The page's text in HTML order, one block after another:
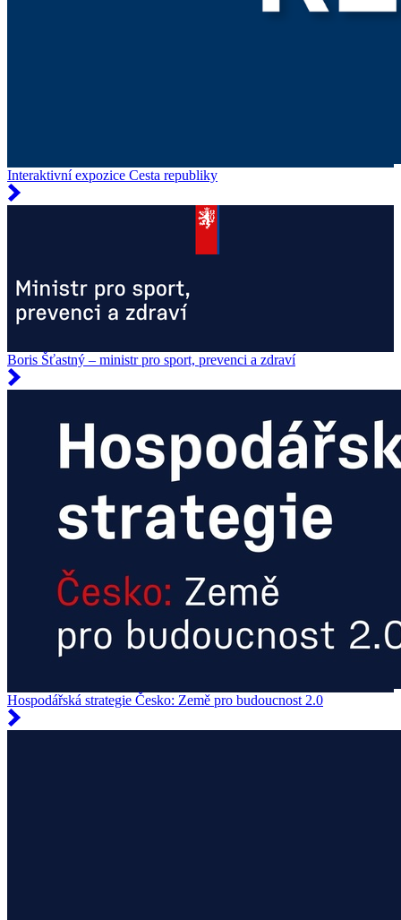
Interaktivní expozice Cesta republiky
Boris Šťastný – ministr pro sport, prevenci a zdraví
Hospodářská strategie Česko: Země pro budoucnost 2.0